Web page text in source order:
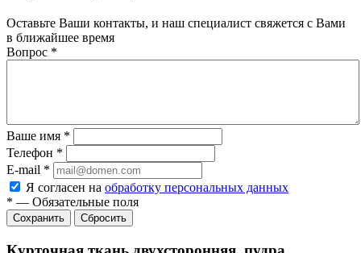
Оставьте Ваши контакты, и наш специалист свяжется с Вами
в ближайшее время
Вопрос *
Ваше имя *
Телефон *
E-mail *
Я согласен на обработку персональных данных
* — Обязательные поля
Сбросить